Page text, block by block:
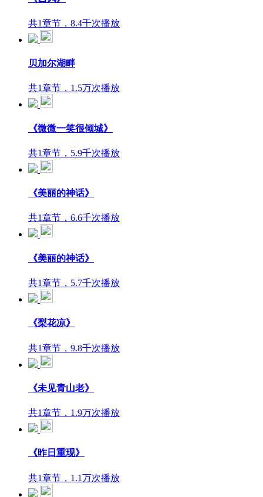
共1章节，8.4千次播放
贝加尔湖畔
共1章节，1.5万次播放
《微微一笑很倾城》
共1章节，5.9千次播放
《美丽的神话》
共1章节，6.6千次播放
《美丽的神话》
共1章节，5.7千次播放
《梨花凉》
共1章节，9.8千次播放
《未见青山老》
共1章节，1.9万次播放
《昨日重现》
共1章节，1.1万次播放